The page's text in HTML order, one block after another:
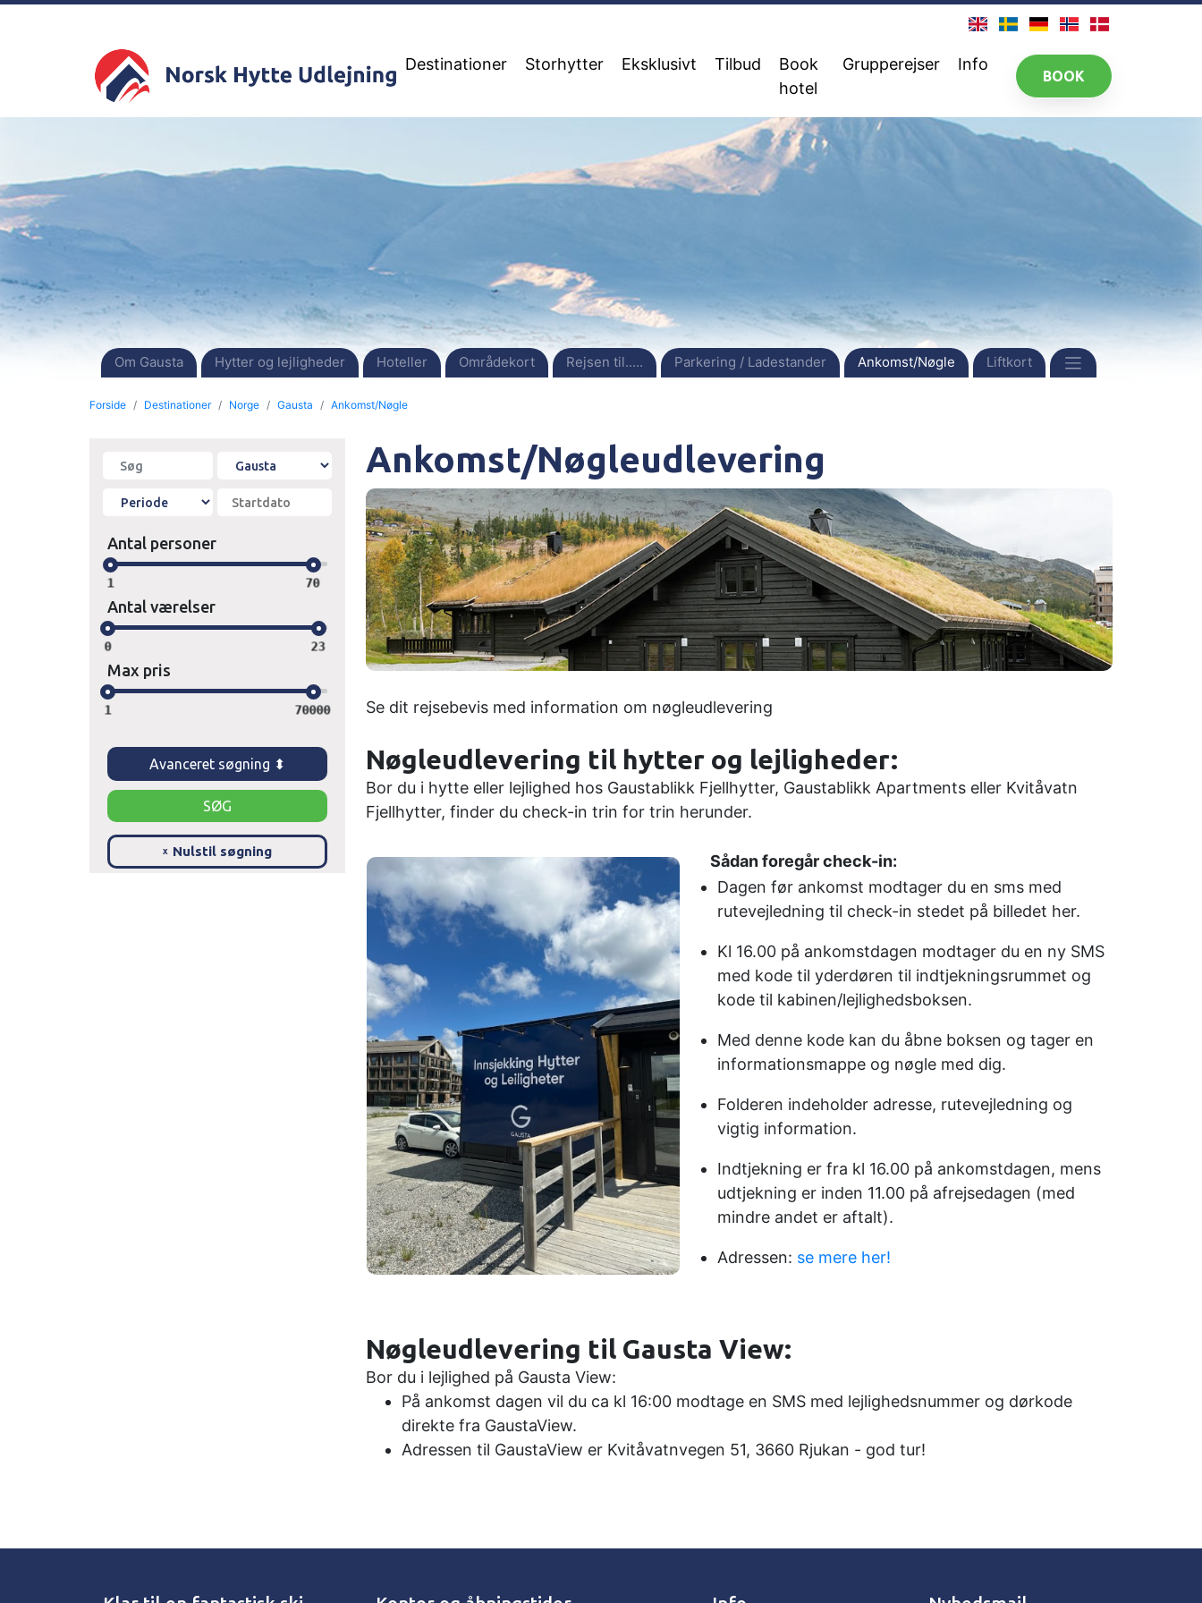
Destinationer Storhytter Eksklusivt Tilbud
Book
hotel
Grupperejser Info
BOOK
Om Gausta Hytter og lejligheder Hoteller Områdekort Rejsen til..... Parkering / Ladestander Ankomst/Nøgle Liftkort
Forside Destinationer Norge Gausta Ankomst/Nøgle
Antal personer
1 70
Antal værelser
0 23
Max pris
1 70000
Avanceret søgning ⬍
x Nulstil søgning
Ankomst/Nøgleudlevering
Se dit rejsebevis med information om nøgleudlevering
Nøgleudlevering til hytter og lejligheder:
Bor du i hytte eller lejlighed hos Gaustablikk Fjellhytter, Gaustablikk Apartments eller Kvitåvatn
Fjellhytter, finder du check-in trin for trin herunder.
Sådan foregår check-in:
Dagen før ankomst modtager du en sms med
rutevejledning til check-in stedet på billedet her.
Kl 16.00 på ankomstdagen modtager du en ny SMS
med kode til yderdøren til indtjekningsrummet og
kode til kabinen/lejlighedsboksen.
Med denne kode kan du åbne boksen og tager en
informationsmappe og nøgle med dig.
Folderen indeholder adresse, rutevejledning og
vigtig information.
Indtjekning er fra kl 16.00 på ankomstdagen, mens
udtjekning er inden 11.00 på afrejsedagen (med
mindre andet er aftalt).
Adressen: se mere her!
Nøgleudlevering til Gausta View:
Bor du i lejlighed på Gausta View:
På ankomst dagen vil du ca kl 16:00 modtage en SMS med lejlighedsnummer og dørkode
direkte fra GaustaView.
Adressen til GaustaView er Kvitåvatnvegen 51, 3660 Rjukan - god tur!